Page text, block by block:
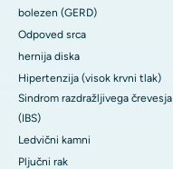
bolezen (GERD)
Odpoved srca
hernija diska
Hipertenzija (visok krvni tlak)
Sindrom razdražljivega črevesja
(IBS)
Ledvični kamni
Pljučni rak